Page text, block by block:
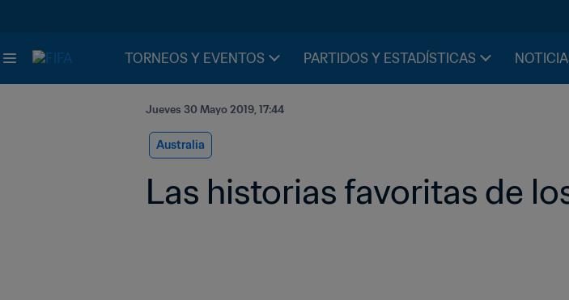
TORNEOS Y EVENTOS PARTIDOS Y ESTADÍSTICAS
Jueves 30 Mayo 2019, 17:44
Australia
Las historias favoritas de